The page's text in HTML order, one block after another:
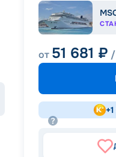
от 51 681 ₽
+